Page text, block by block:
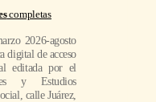
completas
2026-agosto
digital de acceso
editada por el
y Estudios
calle Juárez,